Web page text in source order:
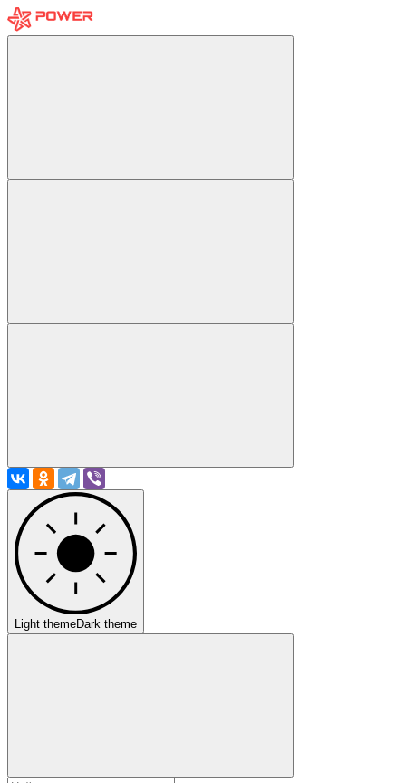
Light themeDark theme